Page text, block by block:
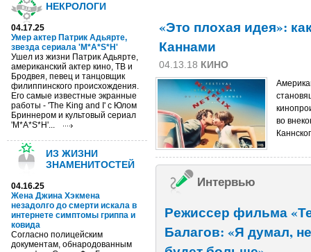
НЕКРОЛОГИ
04.17.25
Умер актер Патрик Адьярте,
звезда сериала 'M*A*S*H'
Ушел из жизни Патрик Адьярте,
американский актер кино, ТВ и
Бродвея, певец и танцовщик
филиппинского происхождения.
Его самые известные экранные
работы - 'The King and I' с Юлом
Бриннером и культовый сериал
'M*A*S*H'...
ИЗ ЖИЗНИ
ЗНАМЕНИТОСТЕЙ
04.16.25
Жена Джина Хэкмена
незадолго до смерти искала в
интернете симптомы гриппа и
ковида
Согласно полицейским
документам, обнародованным
«Это плохая идея»:
Каннами
04.13.18 КИНО
во
Интервью
Режиссер фильма
Балагов: «Я думал,